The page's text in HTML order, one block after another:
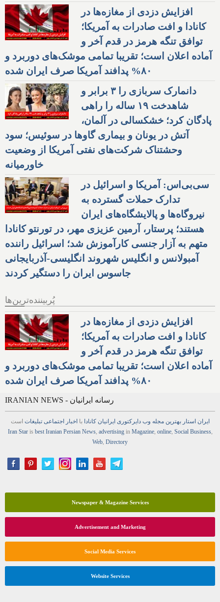
افزایش دزدی از مغازه‌ها در
کانادا و افت صادرات به آمریکا؛
توافق تنگه هرمز در قدم آخر و
آماده اعلان است؛ تقریبا تمامی موشک‌های دوربرد و
۸۰% پدافند آمریکا صرف ایران شده
دانمارک سربازی را ۳ برابر و
شاهدخت ۱۹ ساله را راهی
پادگان کرد؛ خشکسالی در آلمان،
آتش در یونان و بیماری گاوها در سوئیس؛ سود
وحشتناک شرکت‌های نفتی آمریکا از وضعیت
خاورمیانه
سی‌بی‌اس: آمریکا و اسرائیل در
تدارک حملات گسترده به
نیروگاه‌ها و پالایشگاه‌های ایران
هستند؛ پرستار، آرمین عزیزی مهر، در تورنتو کانادا
متهم به آزار جنسی کارآموزش شد؛ اسرائیل راننده
آمبولانس و انگلیس شهروند انگلیسی-آذربایجانی
جاسوس ایران را دستگیر کردند
پُربیننده‌ترین‌ها
افزایش دزدی از مغازه‌ها در
کانادا و افت صادرات به آمریکا؛
توافق تنگه هرمز در قدم آخر و
آماده اعلان است؛ تقریبا تمامی موشک‌های دوربرد و
۸۰% پدافند آمریکا صرف ایران شده
IRANIAN NEWS - رسانه ایرانیان
ایران استار بهترین مجله وب دایرکتوری ایرانیان کانادا با اخبار اجتماعی تبلیغات است
Iran Staris best Iranian Persian News, advertisingin Magazine, online, Social Business,
Web, Directory
Newspaper & Magazine Services
Advertisement and Marketing
Social Media Services
Website Services